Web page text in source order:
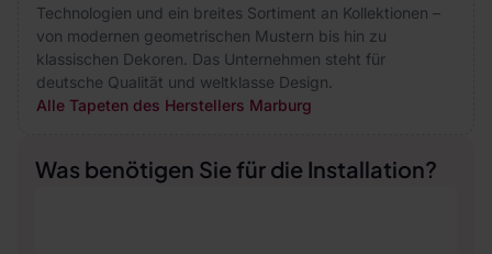
Technologien und ein breites Sortiment an Kollektionen –
von modernen geometrischen Mustern bis hin zu
klassischen Dekoren. Das Unternehmen steht für
deutsche Qualität und weltklasse Design.
Alle Tapeten des Herstellers Marburg
Was benötigen Sie für die Installation?